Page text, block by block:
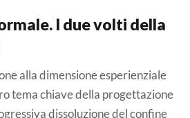
I due volti della
alla dimensione esperienziale
tema chiave della progettazione
dissoluzione del confine